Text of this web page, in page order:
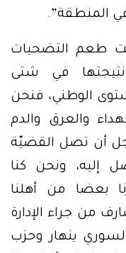
في المنطقة”.
طعم التضحيات
في شتى
الوطني، فنحن
والعرق والدم
أن تصل القضيّة
إليه، ونحن كنا
بعضا من أهلنا
من جراء الإدارة
ينهار وحزب